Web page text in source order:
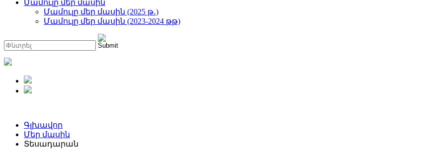
Մամուլը մեր մասին
Մամուլը մեր մասին (2025 թ․)
Մամուլը մեր մասին (2023-2024 թթ)
Գլխավոր
Մեր մասին
Տեսադարան